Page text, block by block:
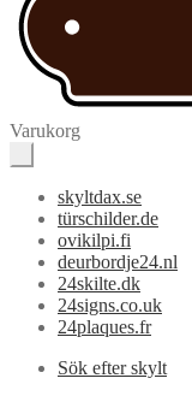
Varukorg
skyltdax.se
türschilder.de
ovikilpi.fi
deurbordje24.nl
24skilte.dk
24signs.co.uk
24plaques.fr
Sök efter skylt